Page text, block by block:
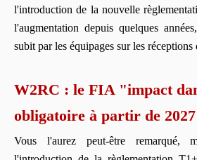
l'introduction de la nouvelle
l'augmentation depuis quelques
subit par les équipages sur les réceptions
W2RC : le FIA "impact
obligatoire à partir de 2027
Vous l'aurez peut-être remarqué,